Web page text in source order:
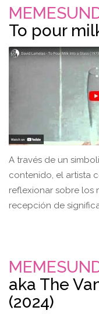
To pour
A través de un
contenido, el artista
reflexionar sobre los
recepción de
aka The
(2024)